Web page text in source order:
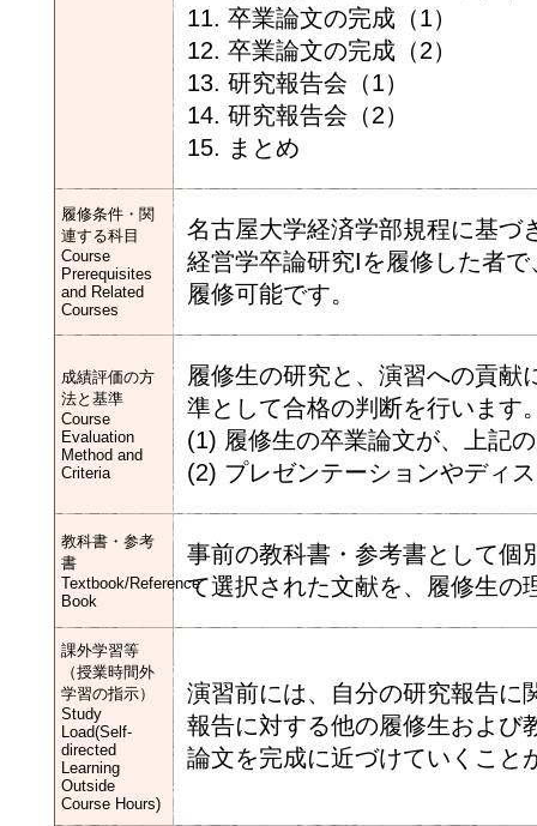
11. 卒業論文の完成（1）
12. 卒業論文の完成（2）
13. 研究報告会（1）
14. 研究報告会（2）
15. まとめ
履修条件・関
連する科目
Course
Prerequisites
and Related
Courses
名古屋大学経済学部規程に基づ
経営学卒論研究Iを履修した者
履修可能です。
成績評価の方
法と基準
Course
Evaluation
Method and
Criteria
履修生の研究と、演習への貢献
準として合格の判断を行います
(1) 履修生の卒業論文が、上記
(2) プレゼンテーションやディ
教科書・参考
書
Textbook/Reference
Book
事前の教科書・参考書として個
て選択された文献を、履修生の
課外学習等
（授業時間外
学習の指示）
Study
Load(Self-
directed
Learning
Outside
Course Hours)
演習前には、自分の研究報告に
報告に対する他の履修生および
論文を完成に近づけていくこと